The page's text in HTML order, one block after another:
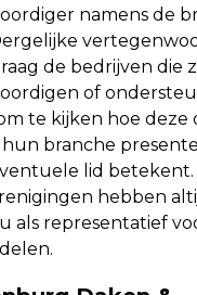
namens de
de bedrijven die
of
te kijken hoe deze
branche
lid betekent.
hebben
als representatief